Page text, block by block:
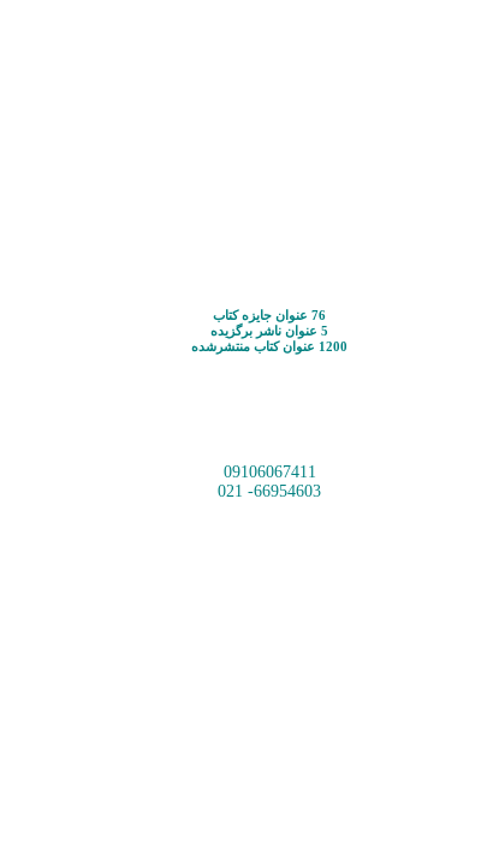
76 عنوان جایزه کتاب
5 عنوان ناشر برگزیده
1200 عنوان کتاب منتشرشده
09106067411
66954603- 021